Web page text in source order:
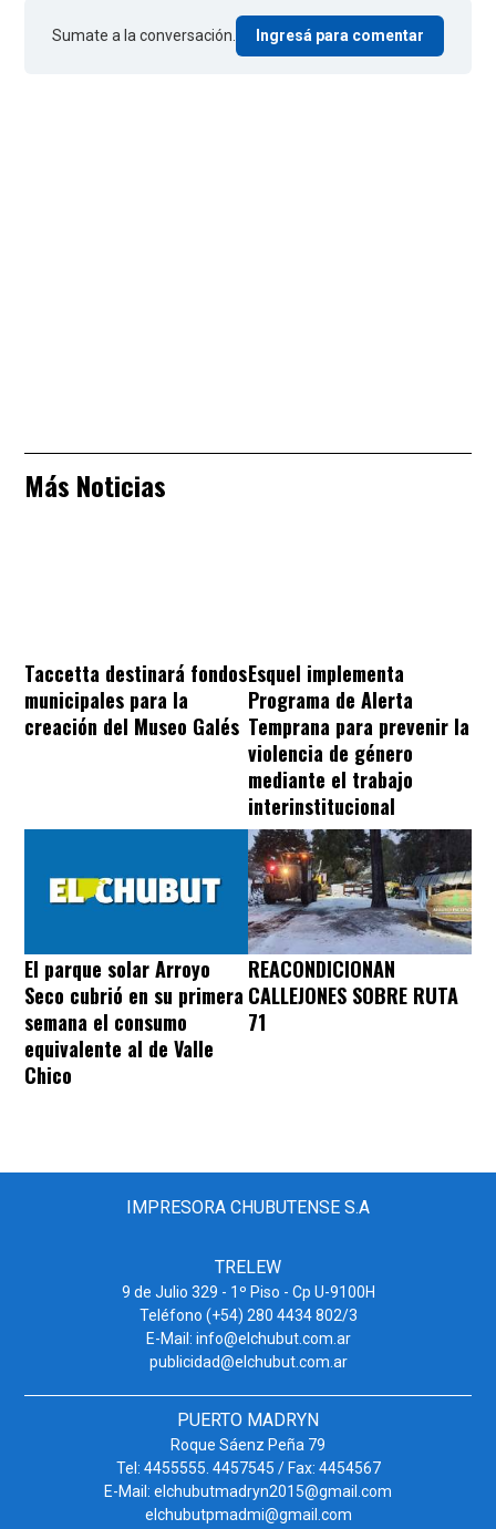
Sumate a la conversación. Ingresá para comentar
Más Noticias
Taccetta destinará fondos
municipales para la
creación del Museo Galés
Esquel implementa
Programa de Alerta
Temprana para prevenir la
violencia de género
mediante el trabajo
interinstitucional
El parque solar Arroyo
Seco cubrió en su primera
semana el consumo
equivalente al de Valle
Chico
REACONDICIONAN
CALLEJONES SOBRE RUTA
71
IMPRESORA CHUBUTENSE S.A
TRELEW
9 de Julio 329 - 1º Piso - Cp U-9100H
Teléfono (+54) 280 4434 802/3
E-Mail: info@elchubut.com.ar
publicidad@elchubut.com.ar
PUERTO MADRYN
Roque Sáenz Peña 79
Tel: 4455555. 4457545 / Fax: 4454567
E-Mail: elchubutmadryn2015@gmail.com
elchubutpmadmi@gmail.com